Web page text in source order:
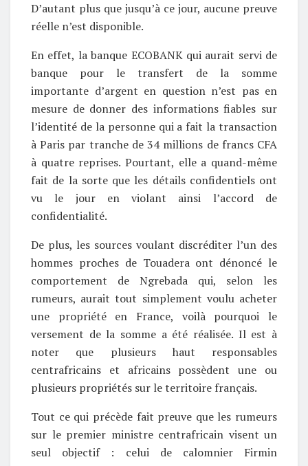
D’autant plus que jusqu’à ce jour, aucune preuve
réelle n’est disponible.
En effet, la banque ECOBANK qui aurait servi de
banque pour le transfert de la somme
importante d’argent en question n’est pas en
mesure de donner des informations fiables sur
l’identité de la personne qui a fait la transaction
à Paris par tranche de 34 millions de francs CFA
à quatre reprises. Pourtant, elle a quand-même
fait de la sorte que les détails confidentiels ont
vu le jour en violant ainsi l’accord de
confidentialité.
De plus, les sources voulant discréditer l’un des
hommes proches de Touadera ont dénoncé le
comportement de Ngrebada qui, selon les
rumeurs, aurait tout simplement voulu acheter
une propriété en France, voilà pourquoi le
versement de la somme a été réalisée. Il est à
noter que plusieurs haut responsables
centrafricains et africains possèdent une ou
plusieurs propriétés sur le territoire français.
Tout ce qui précède fait preuve que les rumeurs
sur le premier ministre centrafricain visent un
seul objectif : celui de calomnier Firmin